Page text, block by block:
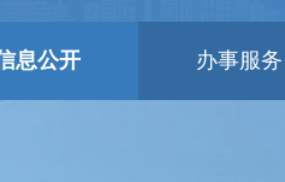
息公开 办事服务